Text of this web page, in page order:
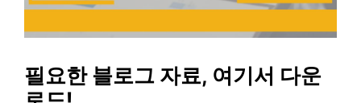
필요한 블로그 자료, 여기서 다운